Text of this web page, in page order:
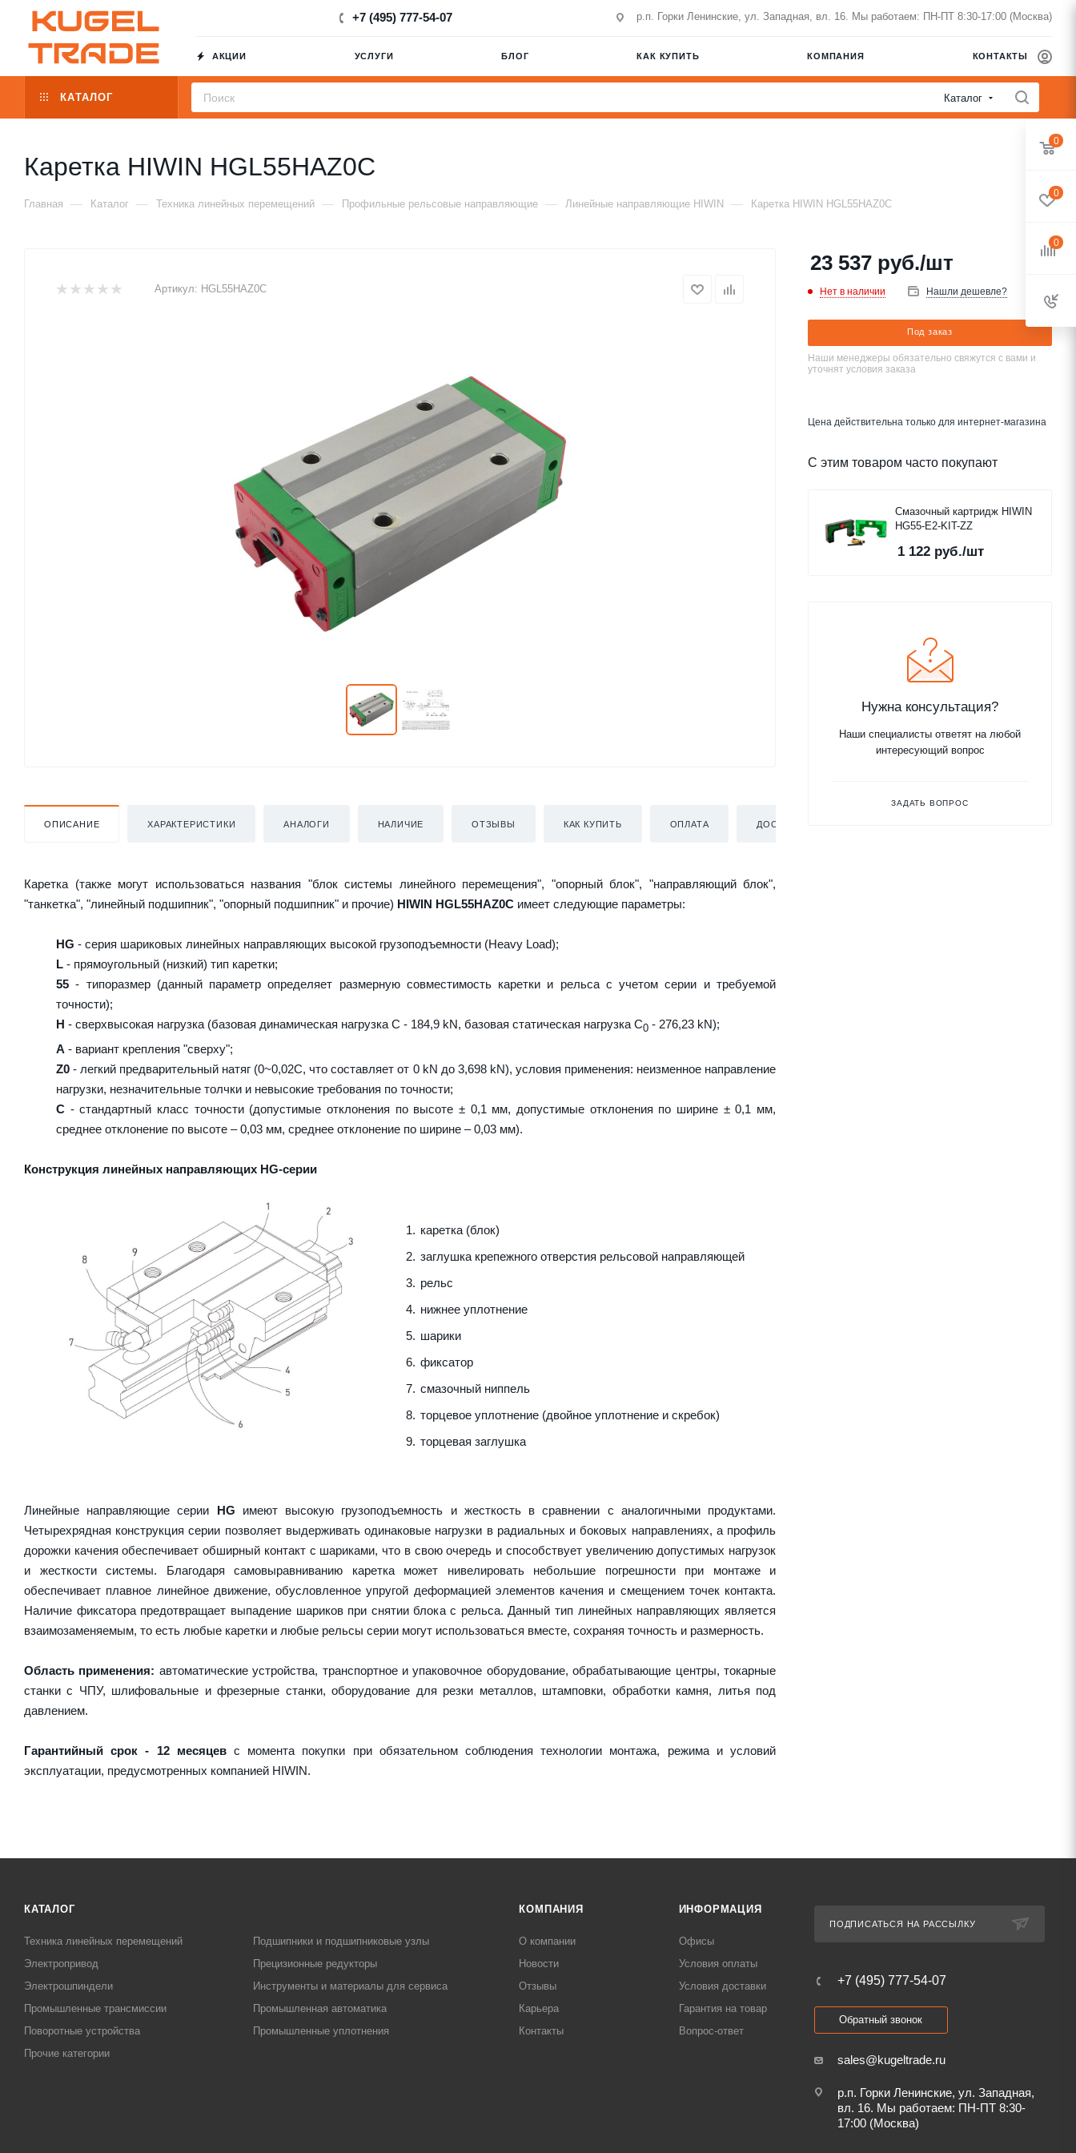
+7 (495) 777-54-07 р.п. Горки Ленинские, ул. Западная, вл. 16. Мы работаем: ПН-ПТ 8:30-17:00 (Москва)
АКЦИИ УСЛУГИ БЛОГ КАК КУПИТЬ КОМПАНИЯ КОНТАКТЫ
КАТАЛОГ Каталог
Каретка HIWIN HGL55HAZ0C
Главная — Каталог — Техника линейных перемещений — Профильные рельсовые направляющие — Линейные направляющие HIWIN — Каретка HIWIN HGL55HAZ0C
Артикул: HGL55HAZ0C
ОПИСАНИЕ ХАРАКТЕРИСТИКИ АНАЛОГИ НАЛИЧИЕ ОТЗЫВЫ КАК КУПИТЬ ОПЛАТА ДОСТАВКА
Каретка (также могут использоваться названия "блок системы линейного перемещения", "опорный блок", "направляющий блок",
"танкетка", "линейный подшипник", "опорный подшипник" и прочие) HIWIN HGL55HAZ0C имеет следующие параметры:
HG - серия шариковых линейных направляющих высокой грузоподъемности (Heavy Load);
L - прямоугольный (низкий) тип каретки;
55 - типоразмер (данный параметр определяет размерную совместимость каретки и рельса с учетом серии и требуемой
точности);
H - сверхвысокая нагрузка (базовая динамическая нагрузка C - 184,9 kN, базовая статическая нагрузка С0 - 276,23 kN);
A - вариант крепления "сверху";
Z0 - легкий предварительный натяг (0~0,02C, что составляет от 0 kN до 3,698 kN), условия применения: неизменное направление
нагрузки, незначительные толчки и невысокие требования по точности;
C - стандартный класс точности (допустимые отклонения по высоте ± 0,1 мм, допустимые отклонения по ширине ± 0,1 мм,
среднее отклонение по высоте – 0,03 мм, среднее отклонение по ширине – 0,03 мм).
Конструкция линейных направляющих HG-серии
каретка (блок)
заглушка крепежного отверстия рельсовой направляющей
рельс
нижнее уплотнение
шарики
фиксатор
смазочный ниппель
торцевое уплотнение (двойное уплотнение и скребок)
торцевая заглушка
Линейные направляющие серии HG имеют высокую грузоподъемность и жесткость в сравнении с аналогичными продуктами.
Четырехрядная конструкция серии позволяет выдерживать одинаковые нагрузки в радиальных и боковых направлениях, а профиль
дорожки качения обеспечивает обширный контакт с шариками, что в свою очередь и способствует увеличению допустимых нагрузок
и жесткости системы. Благодаря самовыравниванию каретка может нивелировать небольшие погрешности при монтаже и
обеспечивает плавное линейное движение, обусловленное упругой деформацией элементов качения и смещением точек контакта.
Наличие фиксатора предотвращает выпадение шариков при снятии блока с рельса. Данный тип линейных направляющих является
взаимозаменяемым, то есть любые каретки и любые рельсы серии могут использоваться вместе, сохраняя точность и размерность.
Область применения: автоматические устройства, транспортное и упаковочное оборудование, обрабатывающие центры, токарные
станки с ЧПУ, шлифовальные и фрезерные станки, оборудование для резки металлов, штамповки, обработки камня, литья под
давлением.
Гарантийный срок - 12 месяцевс момента покупки при обязательном соблюдения технологии монтажа, режима и условий
эксплуатации, предусмотренных компанией HIWIN.
23 537 руб./шт
Нет в наличии Нашли дешевле?
Под заказ
Наши менеджеры обязательно свяжутся с вами и
уточнят условия заказа
Цена действительна только для интернет-магазина
С этим товаром часто покупают
Смазочный картридж HIWIN
HG55-E2-KIT-ZZ
1 122 руб./шт
Нужна консультация?
Наши специалисты ответят на любой
интересующий вопрос
ЗАДАТЬ ВОПРОС
КАТАЛОГ
Техника линейных перемещений
Подшипники и подшипниковые узлы
Электропривод
Прецизионные редукторы
Электрошпиндели
Инструменты и материалы для сервиса
Промышленные трансмиссии
Промышленная автоматика
Поворотные устройства
Промышленные уплотнения
Прочие категории
КОМПАНИЯ
О компании
Новости
Отзывы
Карьера
Контакты
ИНФОРМАЦИЯ
Офисы
Условия оплаты
Условия доставки
Гарантия на товар
Вопрос-ответ
ПОДПИСАТЬСЯ НА РАССЫЛКУ
+7 (495) 777-54-07
Обратный звонок
sales@kugeltrade.ru
р.п. Горки Ленинские, ул. Западная,
вл. 16. Мы работаем: ПН-ПТ 8:30-
17:00 (Москва)
0
0
0